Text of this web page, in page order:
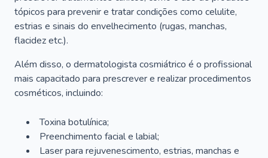
tópicos para prevenir e tratar condições como celulite,
estrias e sinais do envelhecimento (rugas, manchas,
flacidez etc.).
Além disso, o dermatologista cosmiátrico é o profissional
mais capacitado para prescrever e realizar procedimentos
cosméticos, incluindo:
Toxina botulínica;
Preenchimento facial e labial;
Laser para rejuvenescimento, estrias, manchas e